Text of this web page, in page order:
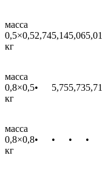
масса
0,5×0,5
кг
2,745,145,065,01
масса
0,8×0,5
кг
• 5,755,735,71
масса
0,8×0,8
кг
• • • •